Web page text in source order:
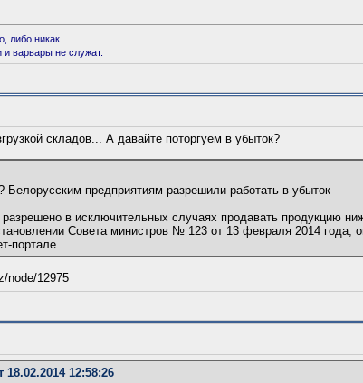
либо никак.
варвары не служат.
складов... А давайте поторгуем в убыток?
Белорусским предприятиям разрешили работать в убыток
разрешено в исключительных случаях продавать продукцию
Совета министров № 123 от 13 февраля 2014 года,
портале.
node/12975
18.02.2014 12:58:26